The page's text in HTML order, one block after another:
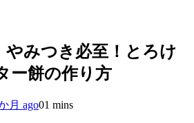
やみつき必至！とろけ
ー餅の作り方
月 ago01 mins